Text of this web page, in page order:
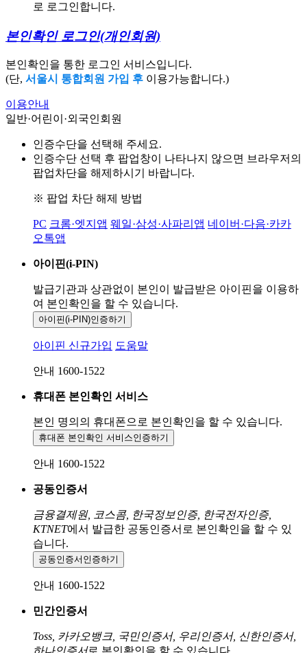
로 로그인합니다.
본인확인 로그인(개인회원)
본인확인을 통한 로그인 서비스입니다.
(단, 서울시 통합회원 가입 후 이용가능합니다.)
이용안내
일반·어린이·외국인회원
인증수단을 선택해 주세요.
인증수단 선택 후 팝업창이 나타나지 않으면 브라우저의
팝업차단을 해제하시기 바랍니다.
※ 팝업 차단 해제 방법
PC 크롬·엣지앱 웨일·삼성·사파리앱 네이버·다음·카카
오톡앱
아이핀(i-PIN)
발급기관과 상관없이 본인이 발급받은 아이핀을 이용하
여 본인확인을 할 수 있습니다.
아이핀(i-PIN)인증하기
아이핀 신규가입 도움말
안내 1600-1522
휴대폰 본인확인 서비스
본인 명의의 휴대폰으로 본인확인을 할 수 있습니다.
휴대폰 본인확인 서비스인증하기
안내 1600-1522
공동인증서
금융결제원, 코스콤, 한국정보인증, 한국전자인증,
KTNET에서 발급한 공동인증서로 본인확인을 할 수 있
습니다.
공동인증서 인증하기
안내 1600-1522
민간인증서
Toss, 카카오뱅크, 국민인증서, 우리인증서, 신한인증서,